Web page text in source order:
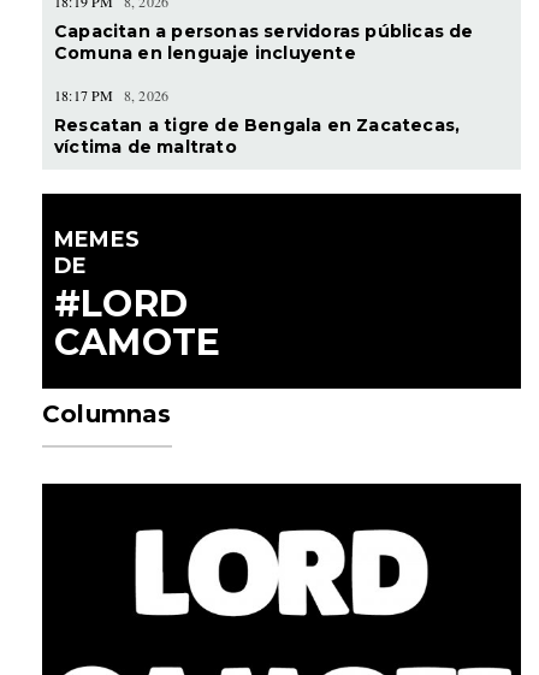
Capacitan a personas servidoras públicas de
Comuna en lenguaje incluyente
18:17 PM 8, 2026
Rescatan a tigre de Bengala en Zacatecas,
víctima de maltrato
MEMES
DE
#LORD
CAMOTE
Columnas